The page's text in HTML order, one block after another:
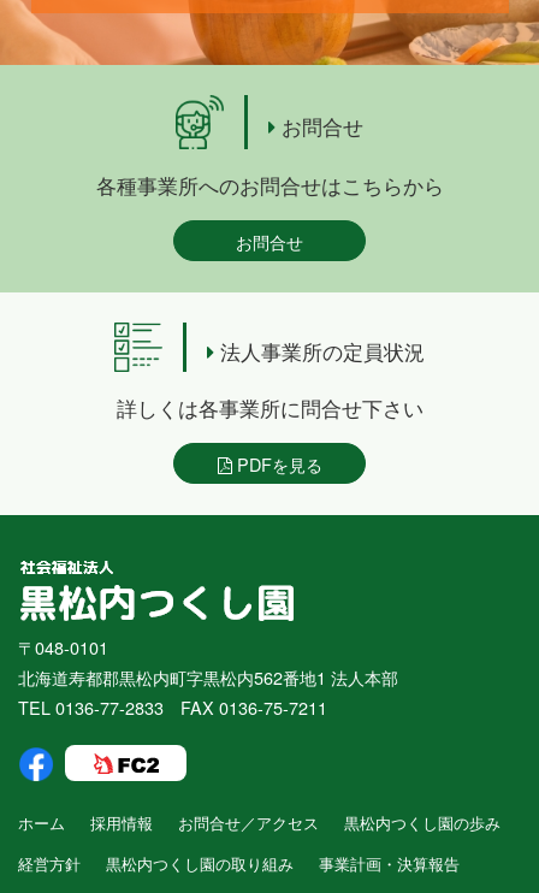
お問合せ
各種事業所へのお問合せはこちらから
お問合せ
法人事業所の定員状況
詳しくは各事業所に問合せ下さい
PDFを見る
〒048-0101
北海道寿都郡黒松内町字黒松内562番地1 法人本部
TEL 0136-77-2833 FAX 0136-75-7211
ホーム 採用情報 お問合せ／アクセス
黒松内つくし園の歩み
経営方針
黒松内つくし園の取り組み 事業計画・決算報告